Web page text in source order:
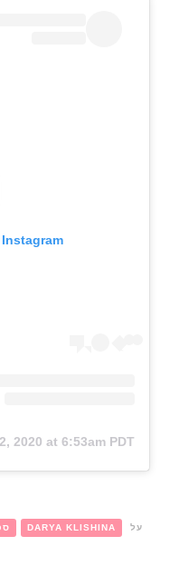
2020 at 6:53am PDT
על DARYA KLISHINA